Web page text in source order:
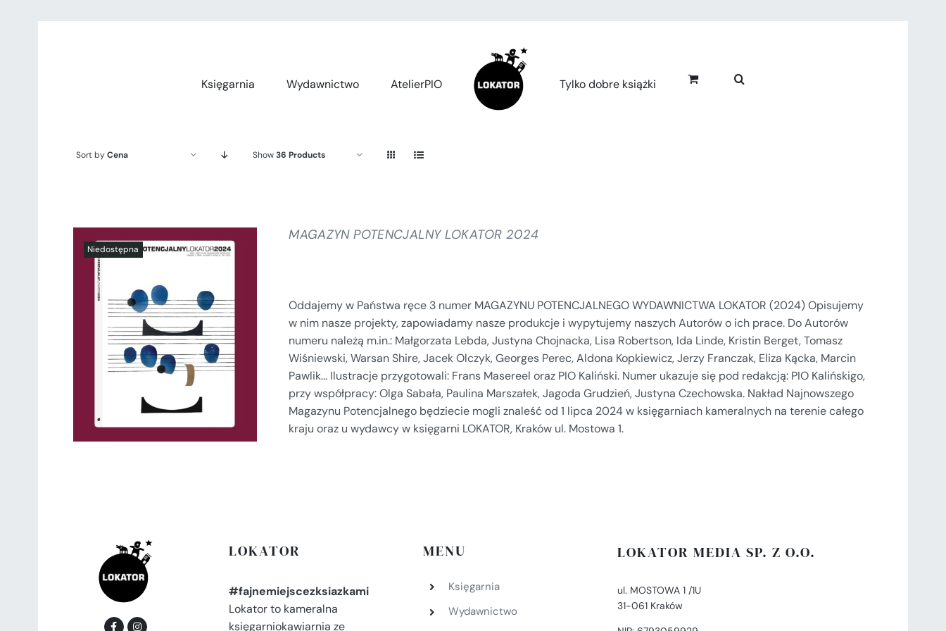
Księgarnia
Wydawnictwo AtelierPIO Tylko dobre książki
Sort byCena Show36 Products
SZCZEGÓŁY
MAGAZYN POTENCJALNY LOKATOR 2024
Oddajemy w Państwa ręce 3 numer MAGAZYNU POTENCJALNEGO WYDAWNICTWA LOKATOR (2024) Opisujemy
w nim nasze projekty, zapowiadamy nasze produkcje i wypytujemy naszych Autorów o ich prace. Do Autorów
numeru należą m.in.: Małgorzata Lebda, Justyna Chojnacka, Lisa Robertson, Ida Linde, Kristin Berget, Tomasz
Wiśniewski, Warsan Shire, Jacek Olczyk, Georges Perec, Aldona Kopkiewicz, Jerzy Franczak, Eliza Kącka, Marcin
Pawlik... Ilustracje przygotowali: Frans Masereel oraz PIO Kaliński. Numer ukazuje się pod redakcją: PIO Kalińskigo,
przy współpracy: Olga Sabała, Paulina Marszałek, Jagoda Grudzień, Justyna Czechowska. Nakład Najnowszego
Magazynu Potencjalnego będziecie mogli znaleść od 1 lipca 2024 w księgarniach kameralnych na terenie całego
kraju oraz u wydawcy w księgarni LOKATOR, Kraków ul. Mostowa 1.
LOKATOR
#fajnemiejscezksiazkami
Lokator to kameralna
księgarniokawiarnia ze
MENU
Księgarnia
Wydawnictwo
LOKATOR MEDIA SP. Z O.O.
ul. MOSTOWA 1 /1U
31-061 Kraków